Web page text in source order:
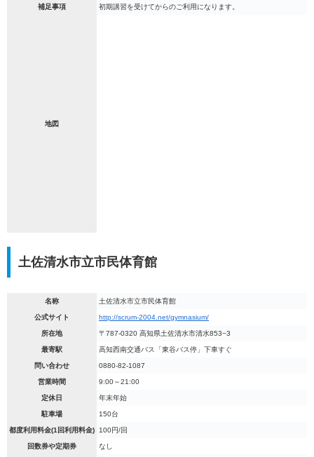
補足事項 初期講習を受けてからのご利用になります。
地図
土佐清水市立市民体育館
名称 土佐清水市立市民体育館
公式サイト http://scrum-2004.net/gymnasium/
所在地 〒787-0320 高知県土佐清水市清水853−3
最寄駅 高知西南交通バス「東谷バス停」下車すぐ
問い合わせ 0880-82-1087
営業時間 9:00～21:00
定休日 年末年始
駐車場 150台
都度利用料金(1回利用料金) 100円/回
回数券や定期券 なし